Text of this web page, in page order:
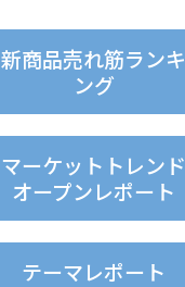
新商品売れ筋ランキ
ング
マーケットトレンド
オープンレポート
テーマレポート